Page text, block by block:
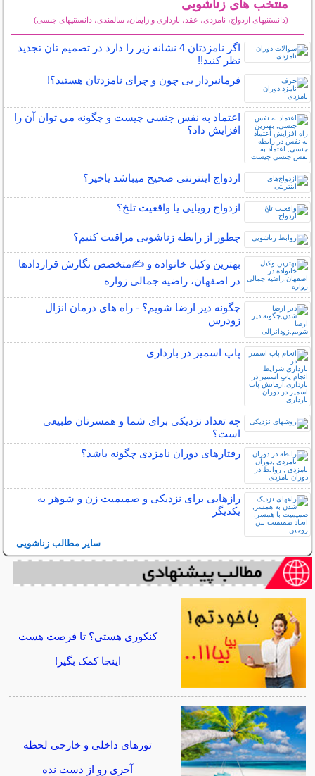
منتخب های زناشویی
(دانستنیهای ازدواج، نامزدی، عقد، بارداری و زایمان، سالمندی، دانستنیهای جنسی)
اگر نامزدتان 4 نشانه زیر را دارد در تصمیم تان تجدید
نظر کنید!!
فرمانبردار بی چون و چرای نامزدتان هستید؟!
اعتماد به نفس جنسی چیست و چگونه می توان آن را
افزایش داد؟
ازدواج اینترنتی صحیح میباشد یاخیر؟
ازدواج رویایی یا واقعیت تلخ؟
چطور از رابطه زناشویی مراقبت کنیم؟
بهترین وکیل خانواده و ✍️متخصص نگارش قراردادها
در اصفهان، راضیه جمالی زواره
چگونه دیر ارضا شویم؟ - راه های درمان انزال
زودرس
پاپ اسمیر در بارداری
چه تعداد نزدیکی برای شما و همسرتان طبیعی
است؟
رفتارهای دوران نامزدی چگونه باشد؟
رازهایی برای نزدیکی و صمیمیت زن و شوهر به
یکدیگر
سایر مطالب زناشویی
کنکوری هستی؟ تا فرصت هست
اینجا کمک بگیر!
تورهای داخلی و خارجی لحظه
آخری رو از دست نده